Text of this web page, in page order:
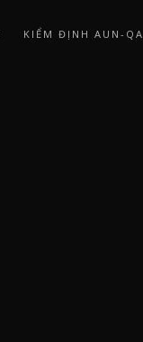
KIỂM ĐỊNH AUN-QA